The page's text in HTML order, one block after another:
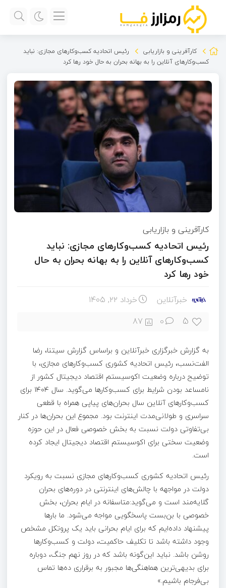
کارآفرینی و بازاریابی
رئیس اتحادیه کسب‌وکارهای مجازی: نباید
کسب‌وکارهای آنلاین را به بهانه بحران به حال خود رها کرد
کارآفرینی و بازاریابی
رئیس اتحادیه کسب‌وکارهای مجازی: نباید
کسب‌وکارهای آنلاین را به بهانه بحران به حال
خود رها کرد
خبرآنلاین خرداد ۲۲, ۱۴۰۵
5
0
87
به گزارش خبرگزاری خبرآنلاین و براساس گزارش سیتنا، رضا
الفت‌نسب، رئیس اتحادیه کشوری کسب‌وکارهای مجازی، با
توضیح درباره وضعیت اکوسیستم اقتصاد دیجیتال کشور از
نامساعد بودن شرایط برای کسب‌وکارها می‌گوید. سال ۱۴۰۴ برای
کسب‌وکارهای آنلاین سال بحران‌های پیاپی همراه با قطعی
سراسری و طولانی‌مدت اینترنت بود. مجموع این بحران‌ها در کنار
بی‌تفاوتی دولت نسبت به بخش خصوصی فعال در این حوزه
وضعیت سختی برای اکوسیستم اقتصاد دیجیتال ایجاد کرده
است.
رئیس اتحادیه کشوری کسب‌وکارهای مجازی نسبت به رویکرد
دولت در مواجهه با چالش‌های اینترنتی در دوره‌های بحران
گلایه‌مند است و می‌گوید:متاسفانه در ایام بحران، بخش
خصوصی با بن‌بست پاسخگویی مواجه می‌شود. ما بارها
پیشنهاد داده‌ایم که برای ایام بحرانی باید یک پروتکل مشخص
وجود داشته باشد تا تکلیف حاکمیت، دولت و کسب‌وکارها
روشن باشد. نباید این‌گونه باشد که در روز نهم جنگ، دوباره
برای بدیهی‌ترین هماهنگی‌ها مجبور به برقراری ده‌ها تماس
بی‌فرجام باشیم.»